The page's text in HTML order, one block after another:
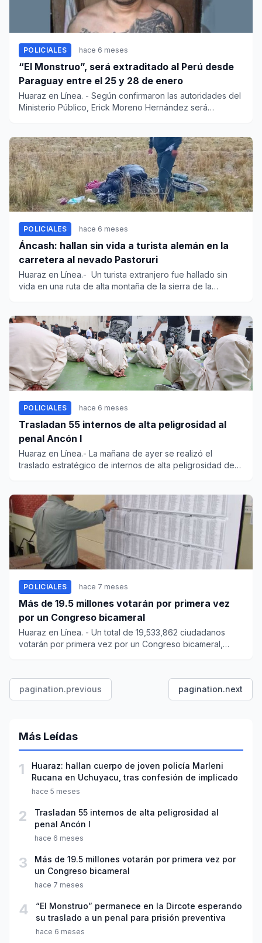
POLICIALES hace 6 meses
“El Monstruo”, será extraditado al Perú desde
Paraguay entre el 25 y 28 de enero
Huaraz en Línea. - Según confirmaron las autoridades del
Ministerio Público, Erick Moreno Hernández será
POLICIALES hace 6 meses
Áncash: hallan sin vida a turista alemán en la
carretera al nevado Pastoruri
Huaraz en Línea.- Un turista extranjero fue hallado sin
vida en una ruta de alta montaña de la sierra de la
POLICIALES hace 6 meses
Trasladan 55 internos de alta peligrosidad al
penal Ancón I
Huaraz en Línea.- La mañana de ayer se realizó el
traslado estratégico de internos de alta peligrosidad de
POLICIALES hace 7 meses
Más de 19.5 millones votarán por primera vez
por un Congreso bicameral
Huaraz en Línea. - Un total de 19,533,862 ciudadanos
votarán por primera vez por un Congreso bicameral,
pagination.previous pagination.next
Más Leídas
1
Huaraz: hallan cuerpo de joven policía Marleni
Rucana en Uchuyacu, tras confesión de implicado
hace 5 meses
2
Trasladan 55 internos de alta peligrosidad al
penal Ancón I
hace 6 meses
3
Más de 19.5 millones votarán por primera vez por
un Congreso bicameral
hace 7 meses
4
“El Monstruo” permanece en la Dircote esperando
su traslado a un penal para prisión preventiva
hace 6 meses